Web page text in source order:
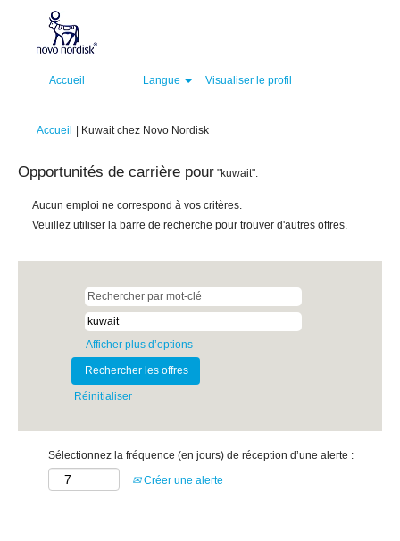
Accueil Langue Visualiser le profil
Accueil Kuwait chez Novo Nordisk(page
Opportunités de carrière pour "kuwait".
Aucun emploi ne correspond à vos critères.
Veuillez utiliser la barre de recherche pour trouver d'autres offres.
Afficher plus d’options
Réinitialiser
Sélectionnez la fréquence (en jours) de réception d’une alerte :
Créer une alerte